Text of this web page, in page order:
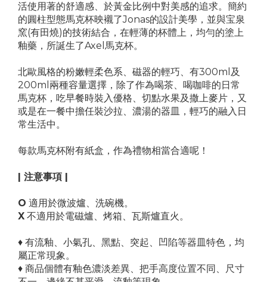
活使用著的舒適感、於黃金比例中對美感的追求。簡約
的圓柱型態馬克杯映襯了Jonas的設計美學，並與宝泉
窯(有田燒)的技術結合，在輕薄的杯體上，均勻的塗上
釉藥，所誕生了Axel馬克杯。
北歐風格的粉嫩輕柔色系、磁器的輕巧、有300ml及
200ml兩種容量選擇，除了作為喝茶、喝咖啡的日常
馬克杯，吃早餐時裝入優格、切點水果及撒上麥片，又
或是在一餐中擔任裝沙拉、濃湯的器皿，輕巧的融入日
常生活中。
每款馬克杯附有紙盒，作為禮物相當合適呢！
| 注意事項 |
O 適用於微波爐、洗碗機。
X 不適用於電磁爐、烤箱、瓦斯爐直火。
♦ 有流釉、小氣孔、黑點、突起、凹陷等器皿特色，均
屬正常現象。
♦ 商品個體有釉色濃淡差異、把手高度位置不同、尺寸